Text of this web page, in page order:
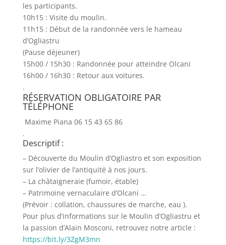
les participants.
10h15 : Visite du moulin.
11h15 : Début de la randonnée vers le hameau
d’Ogliastru
(Pause déjeuner)
15h00 / 15h30 : Randonnée pour atteindre Olcani
16h00 / 16h30 : Retour aux voitures.
.
RÉSERVATION OBLIGATOIRE PAR
TÉLÉPHONE
Maxime Piana 06 15 43 65 86
.
Descriptif :
– Découverte du Moulin d’Ogliastro et son exposition
sur l’olivier de l’antiquité à nos jours.
– La châtaigneraie (fumoir, étable)
– Patrimoine vernaculaire d’Olcani …
(Prévoir : collation, chaussures de marche, eau ).
Pour plus d’informations sur le Moulin d’Ogliastru et
la passion d’Alain Mosconi, retrouvez notre article :
https://bit.ly/3ZgM3mn